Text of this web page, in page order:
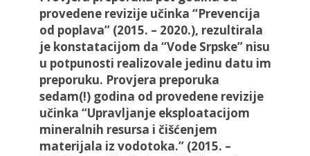
provedene revizije učinka “Prevencija
od poplava” (2015. – 2020.), rezultirala
je konstatacijom da “Vode Srpske” nisu
u potpunosti realizovale jedinu datu im
preporuku. Provjera preporuka
sedam(!) godina od provedene revizije
učinka “Upravljanje eksploatacijom
mineralnih resursa i čišćenjem
materijala iz vodotoka.” (2015. –